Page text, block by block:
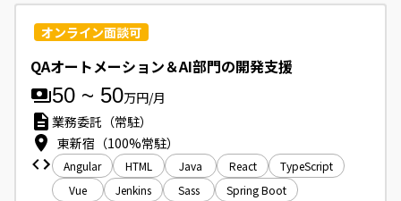
オンライン面談可
QAオートメーション＆AI部門の開発支援
50 ~ 50万円/月
業務委託（常駐）
東新宿（100%常駐）
Angular HTML Java React
TypeScript
Vue
Jenkins Sass Spring Boot